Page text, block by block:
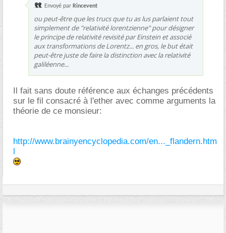
Envoyé par Rincevent
ou peut-être que les trucs que tu as lus parlaient tout
simplement de "relativité lorentzienne" pour désigner
le principe de relativité revisité par Einstein et associé
aux transformations de Lorentz... en gros, le but était
peut-être juste de faire la distinction avec la relativité
galiléenne...
Il fait sans doute référence aux échanges précédents
sur le fil consacré à l'ether avec comme arguments la
théorie de ce monsieur:
http://www.brainyencyclopedia.com/en..._flandern.htm
l